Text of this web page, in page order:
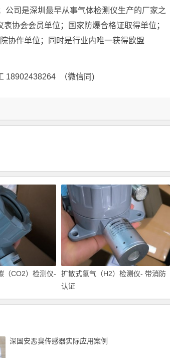
司是深圳最早从事气体检测仪生产的厂家之
协会会员单位；国家防爆合格证取得单位；
协作单位；同时是行业内唯一获得欧盟
18902438264 （微信同)
（CO2）检测仪-
扩散式氢气（H2）检测仪- 带消防
认证
深国安恶臭传感器实际应用案例